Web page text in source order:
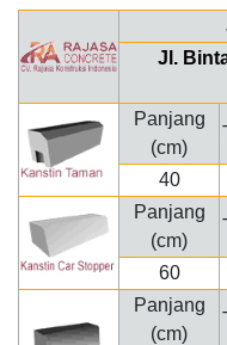
Jl.
Panjang
(cm)
40
Panjang
(cm)
60
Panjang
(cm)